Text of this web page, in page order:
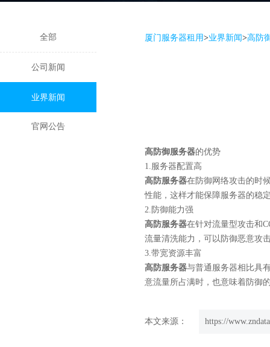
全部
公司新闻
业界新闻
官网公告
厦门服务器租用>业界新闻>高防
高防御服务器的优势
1.服务器配置高
高防服务器在防御网络攻击的时
性能，这样才能保障服务器的稳
2.防御能力强
高防服务器在针对流量型攻击和
流量清洗能力，可以防御恶意攻
3.带宽资源丰富
高防服务器与普通服务器相比具
意流量所占满时，也意味着防御
本文来源： https://